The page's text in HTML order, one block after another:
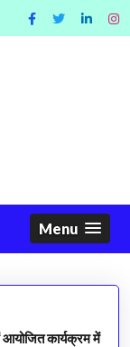
Menu
कार्यक्रम में